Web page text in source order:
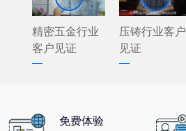
精密五金行业
客户见证
压铸行业客户
见证
免费体验